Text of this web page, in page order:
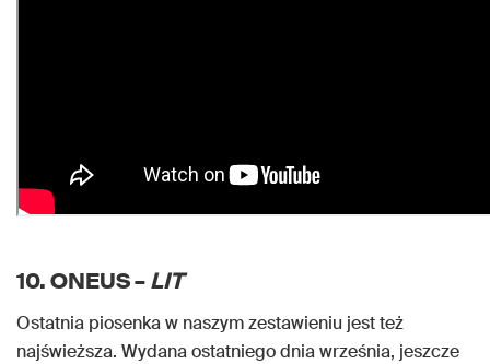
10. ONEUS –LIT
Ostatnia piosenka w naszym zestawieniu jest też
najświeższa. Wydana ostatniego dnia września, jeszcze